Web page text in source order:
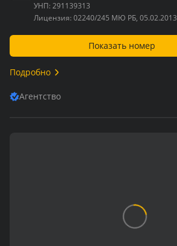
УНП: 291139313
Лицензия: 02240/245 МЮ РБ, 05.02.2013
Показать номер
Подробно
Агентство